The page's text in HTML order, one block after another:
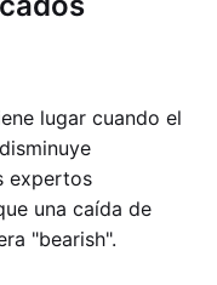
lugar cuando el
expertos
una caída de
"bearish".